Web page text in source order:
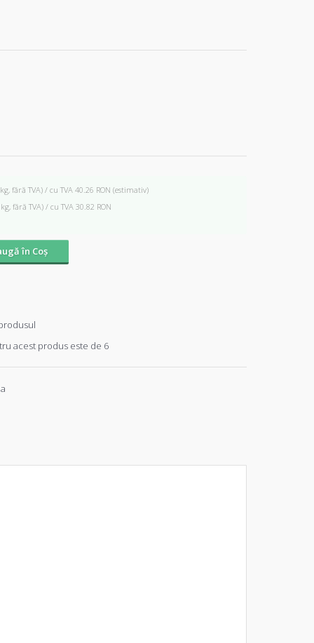
fără TVA) / cu TVA 40.26 RON (estimativ)
fără TVA) / cu TVA 30.82 RON
în Coş
acest produs este de 6